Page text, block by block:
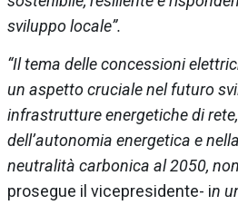
sviluppo locale”.
“Il tema delle concessioni
un aspetto cruciale nel futuro
infrastrutture energetiche di
dell’autonomia energetica e
neutralità carbonica al 2050,
prosegue il vicepresidente- in